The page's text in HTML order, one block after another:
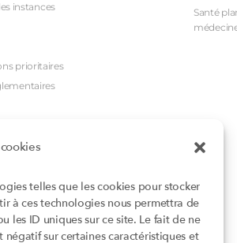
telles que les cookies pour stocker
à ces technologies nous permettra de
les ID uniques sur ce site. Le fait de ne
sur certaines caractéristiques et
instances
prioritaires
Santé